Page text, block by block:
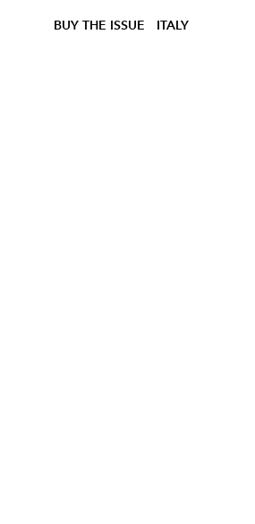
BUY THE ISSUE ITALY